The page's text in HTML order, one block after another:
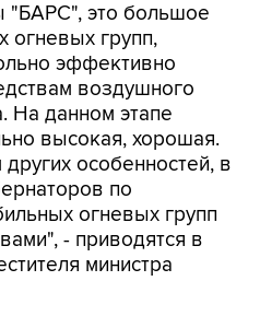
"БАРС", это большое
огневых групп,
эффективно
воздушного
На данном этапе
высокая, хорошая.
особенностей, в
по
огневых групп
- приводятся в
министра